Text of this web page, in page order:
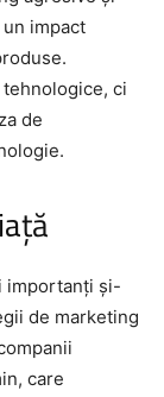
impact
ci
de
importanți și-
de marketing
care